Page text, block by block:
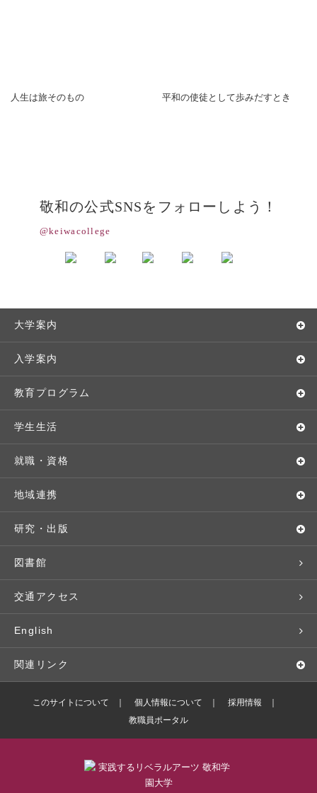
人生は旅そのもの 平和の使徒として歩みだすとき
敬和の公式SNSをフォローしよう！
@keiwacollege
大学案内
敬和学園大学とは
学長メッセージ
教育理念・方針・取り組み
キャンパス・施設設備
交通アクセス
基本情報・情報公開
広報・公聴
入学案内
入学者選抜
オープンキャンパス
Webオープンキャンパス
個別相談（来学・オンライン）
特待生（入学者向け）
パンフレット・資料請求
入学予定者の皆さま
教育プログラム
学部・学科
地域実践
留学プログラム
語学プログラム
教職課程
教員紹介
学修支援の体制
学生生活
キャンパスライフ
年間スケジュール
クラブ・サークル
大学周辺マップ
学生寮
学生支援制度
奨学金・特待生（在学生向け）
就職・資格
就職・進路サポート
資格取得
公務員試験対策
就職実績
社会で活躍する卒業生
地域連携
地域との連携
生涯学習
科目等履修生
社会人・シニア入学
施設・設備の貸し出し
研究・出版
研究者・研究分野
人文社会科学研究所
情報メディア研究所
研究論文
出版物
図書館
交通アクセス
English
関連リンク
バドミントン部ブログ
敬和学園高等学校
このサイトについて 個人情報について
採用情報
教職員ポータル